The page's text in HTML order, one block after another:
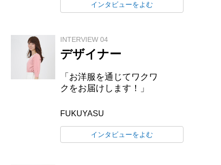
インタビューをよむ
INTERVIEW 04
デザイナー
「お洋服を通じてワクワ
クをお届けします！」
FUKUYASU
インタビューをよむ